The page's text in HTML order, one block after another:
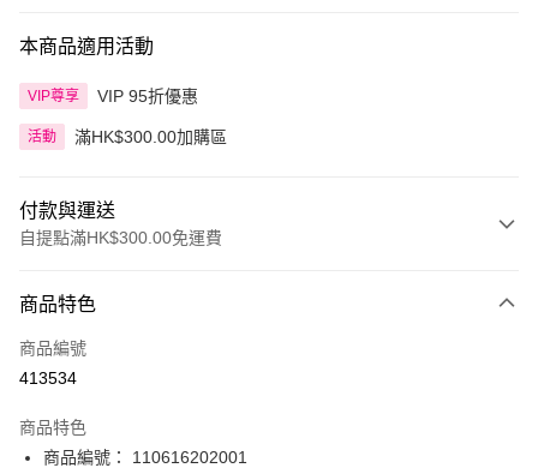
本商品適用活動
VIP尊享 VIP 95折優惠
活動 滿HK$300.00加購區
付款與運送
自提點滿HK$300.00免運費
信用卡
Apple Pay
PayMe
商品特色
商品編號
413534
商品特色
商品編號： 110616202001